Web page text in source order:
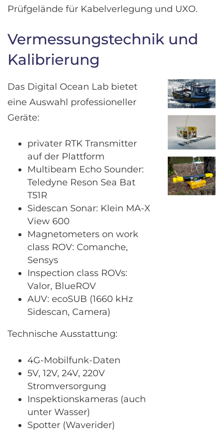
Prüfgelände für Kabelverlegung und UXO.
Vermessungstechnik und
Kalibrierung
Das Digital Ocean Lab bietet
eine Auswahl professioneller
Geräte:
privater RTK Transmitter
auf der Plattform
Multibeam Echo Sounder:
Teledyne Reson Sea Bat
T51R
Sidescan Sonar: Klein MA-X
View 600
Magnetometers on work
class ROV: Comanche,
Sensys
Inspection class ROVs:
Valor, BlueROV
AUV: ecoSUB (1660 kHz
Sidescan, Camera)
Technische Ausstattung:
4G-Mobilfunk-Daten
5V, 12V, 24V, 220V
Stromversorgung
Inspektionskameras (auch
unter Wasser)
Spotter (Waverider)